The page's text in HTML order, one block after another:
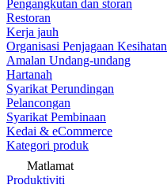
Pengangkutan dan storan
Restoran
Kerja jauh
Organisasi Penjagaan Kesihatan
Amalan Undang-undang
Hartanah
Syarikat Perundingan
Pelancongan
Syarikat Pembinaan
Kedai & eCommerce
Kategori produk
Matlamat
Produktiviti